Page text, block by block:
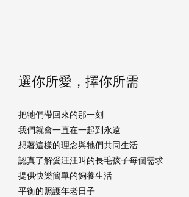
選你所愛，擇你所需
把牠們帶回來的那一刻
我們就會一直在一起到永遠
想著這樣的理念與牠們共同生活
認真了解愛汪汪叫的長毛孩子每個需求
提供快樂簡單的飼養生活
平衡的照護年老日子